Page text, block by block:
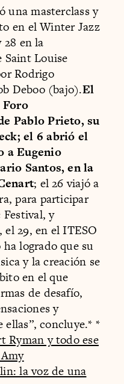
una masterclass y
en el Winter Jazz
en la
Saint Louise
Rodrigo
Deboo (bajo).El
Foro
Pablo Prieto, su
el 6 abrió el
a Eugenio
Santos, en la
; el 26 viajó a
para participar
y
29, en el ITESO
logrado que su
y la creación se
en el que
de desafío,
y
ellas”, concluye.* *
Ryman y todo ese
la voz de una